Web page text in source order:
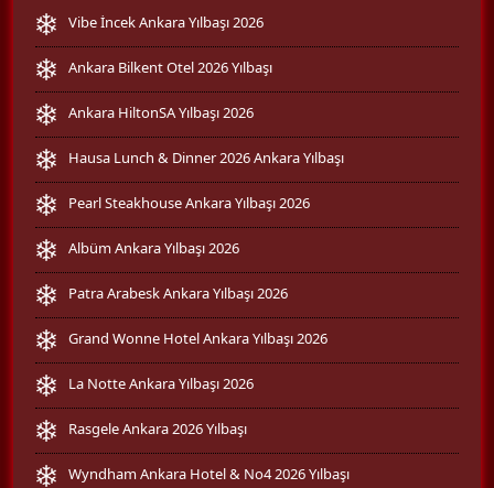
Vibe İncek Ankara Yılbaşı 2026
Ankara Bilkent Otel 2026 Yılbaşı
Ankara HiltonSA Yılbaşı 2026
Hausa Lunch & Dinner 2026 Ankara Yılbaşı
Pearl Steakhouse Ankara Yılbaşı 2026
Albüm Ankara Yılbaşı 2026
Patra Arabesk Ankara Yılbaşı 2026
Grand Wonne Hotel Ankara Yılbaşı 2026
La Notte Ankara Yılbaşı 2026
Rasgele Ankara 2026 Yılbaşı
Wyndham Ankara Hotel & No4 2026 Yılbaşı